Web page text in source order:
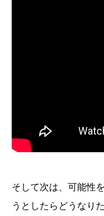
そして次は、可能性
うとしたらどうなり